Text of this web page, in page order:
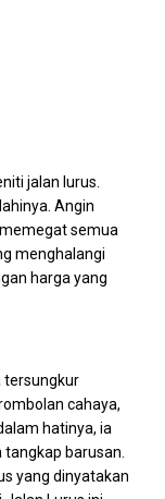
jalan lurus.
Angin
semua
menghalangi
harga yang
tersungkur
cahaya,
hatinya, ia
barusan.
yang dinyatakan